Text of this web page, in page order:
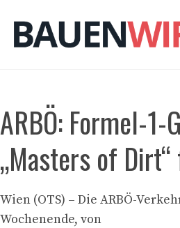
Inhalt
springen
ARBÖ: Formel-
„Masters of
Wien (OTS) – Die ARBÖ-
Wochenende, von